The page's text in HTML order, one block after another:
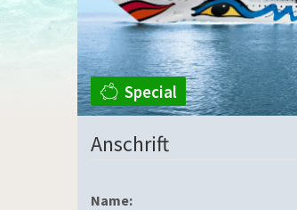
Special
Anschrift
Name: